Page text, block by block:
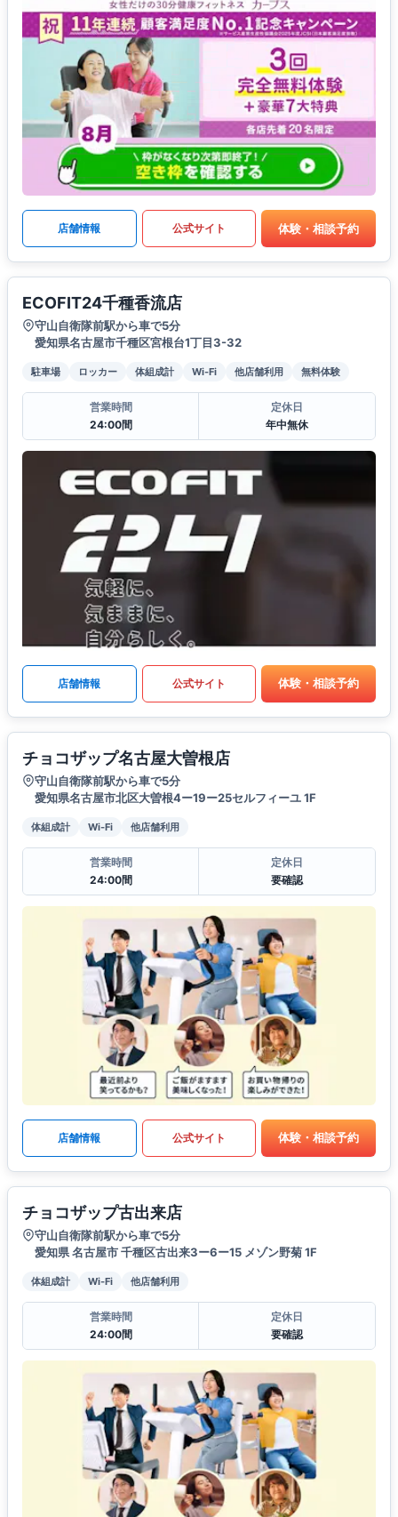
店舗情報 公式サイト 体験・相談予約
ECOFIT24千種香流店
守山自衛隊前駅から車で5分
愛知県名古屋市千種区宮根台1丁目3-32
駐車場 ロッカー 体組成計 Wi-Fi 他店舗利用 無料体験
営業時間
24:00間
定休日
年中無休
店舗情報 公式サイト 体験・相談予約
チョコザップ名古屋大曽根店
守山自衛隊前駅から車で5分
愛知県名古屋市北区大曽根4ー19ー25セルフィーユ 1F
体組成計 Wi-Fi 他店舗利用
営業時間
24:00間
定休日
要確認
店舗情報 公式サイト 体験・相談予約
チョコザップ古出来店
守山自衛隊前駅から車で5分
愛知県 名古屋市 千種区古出来3ー6ー15 メゾン野菊 1F
体組成計 Wi-Fi 他店舗利用
営業時間
24:00間
定休日
要確認